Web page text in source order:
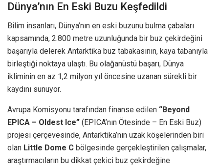
Dünya’nın En Eski Buzu Keşfedildi
Bilim insanları, Dünya’nın en eski buzunu bulma çabaları
kapsamında, 2.800 metre uzunluğunda bir buz çekirdeğini
başarıyla delerek Antarktika buz tabakasının, kaya tabanıyla
birleştiği noktaya ulaştı. Bu olağanüstü başarı, Dünya
ikliminin en az 1,2 milyon yıl öncesine uzanan sürekli bir
kaydını sunuyor.
Avrupa Komisyonu tarafından finanse edilen “Beyond
EPICA – Oldest Ice” (EPICA’nın Ötesinde – En Eski Buz)
projesi çerçevesinde, Antarktika’nın uzak köşelerinden biri
olan Little Dome C bölgesinde gerçekleştirilen çalışmalar,
araştırmacıların bu dikkat çekici buz çekirdeğine